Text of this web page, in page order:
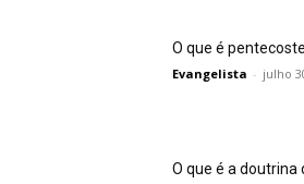
O que é
Evangelista - julho
O que é a doutrina